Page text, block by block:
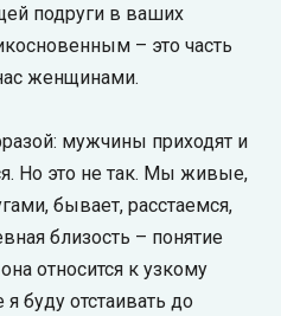
подруги в ваших
– это часть
женщинами.
мужчины приходят и
Но это не так. Мы живые,
бывает, расстаемся,
близость – понятие
относится к узкому
буду отстаивать до